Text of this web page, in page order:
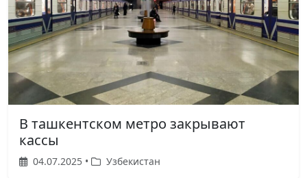
В ташкентском метро закрывают
кассы
04.07.2025 • Узбекистан